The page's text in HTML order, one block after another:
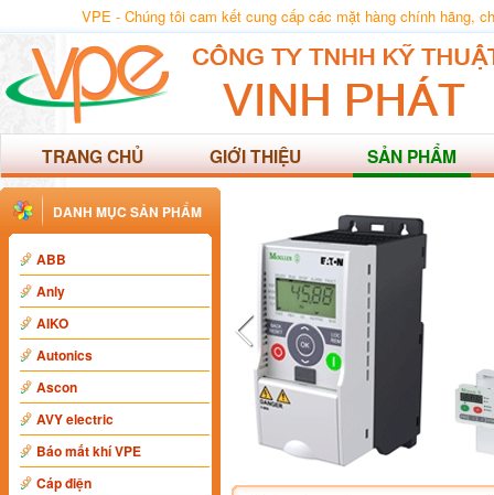
VPE - Chúng tôi cam kết cung cấp các mặt hàng chính hãng,
TRANG CHỦ GIỚI THIỆU SẢN PHẨM
DANH MỤC SẢN PHẨM
ABB
Anly
AIKO
Autonics
Ascon
AVY electric
Báo mất khí VPE
Cáp điện